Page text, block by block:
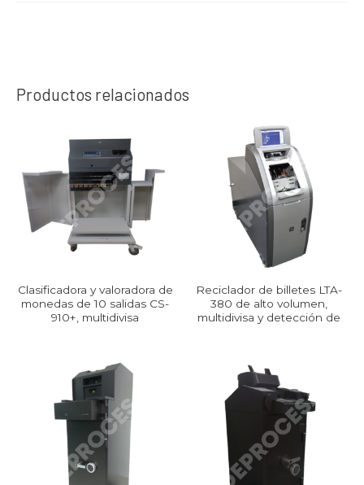
Productos relacionados
Clasificadora y valoradora de
monedas de 10 salidas CS-
910+, multidivisa
Reciclador de billetes LTA-
380 de alto volumen,
multidivisa y detección de